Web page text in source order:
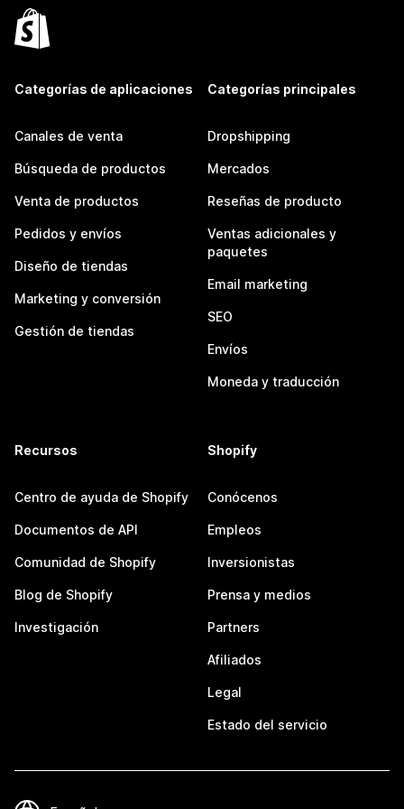
Categorías de aplicaciones
Canales de venta
Búsqueda de productos
Venta de productos
Pedidos y envíos
Diseño de tiendas
Marketing y conversión
Gestión de tiendas
Categorías principales
Dropshipping
Mercados
Reseñas de producto
Ventas adicionales y
paquetes
Email marketing
SEO
Envíos
Moneda y traducción
Recursos
Centro de ayuda de Shopify
Documentos de API
Comunidad de Shopify
Blog de Shopify
Investigación
Shopify
Conócenos
Empleos
Inversionistas
Prensa y medios
Partners
Afiliados
Legal
Estado del servicio